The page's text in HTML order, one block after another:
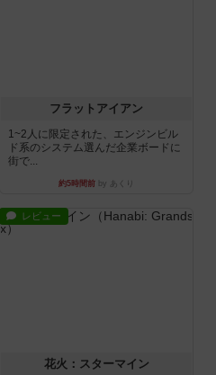
フラットアイアン
1~2人に限定された、エンジンビル
ド系のシステム選んだ企業ボードに
街で...
約5時間前 by あくり
レビュー
花火：スターマイン